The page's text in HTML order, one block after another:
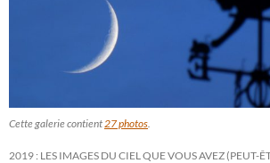
Cette galerie contient 27 photos
2019 : LES IMAGES DU CIEL QUE VOUS AVEZ (PEUT-